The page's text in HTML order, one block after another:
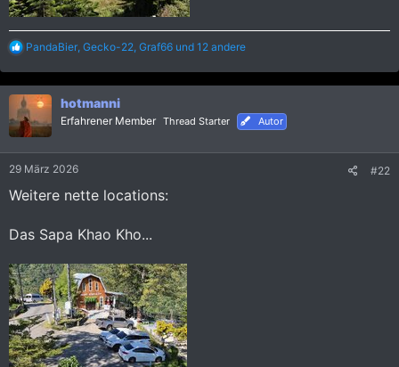
R
a
k
t
i
o
n
PandaBier Gecko-22 Graf66 und 12 andere
hotmanni
Erfahrener Member Thread Starter Autor
29 März 2026 #22
Weitere nette locations:
Das Sapa Khao Kho...